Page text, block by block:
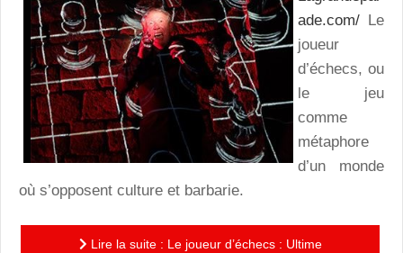
ade.com/ Le
joueur
d’échecs, ou
le jeu
comme
métaphore
d’un monde
où s’opposent culture et barbarie.
Lire la suite : Le joueur d’échecs : Ultime